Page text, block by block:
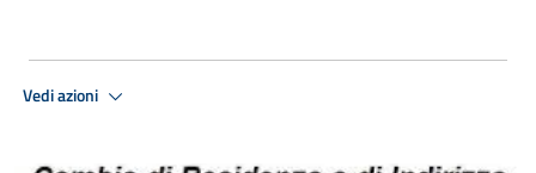
Vedi azioni